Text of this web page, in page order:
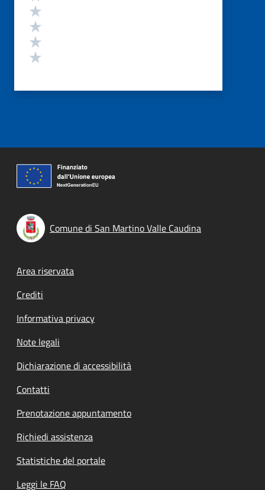
Comune di San Martino Valle Caudina
Footer menu
Area riservata
Crediti
Informativa privacy
Note legali
Dichiarazione di accessibilità
Contatti
Prenotazione appuntamento
Richiedi assistenza
Statistiche del portale
Leggi le FAQ